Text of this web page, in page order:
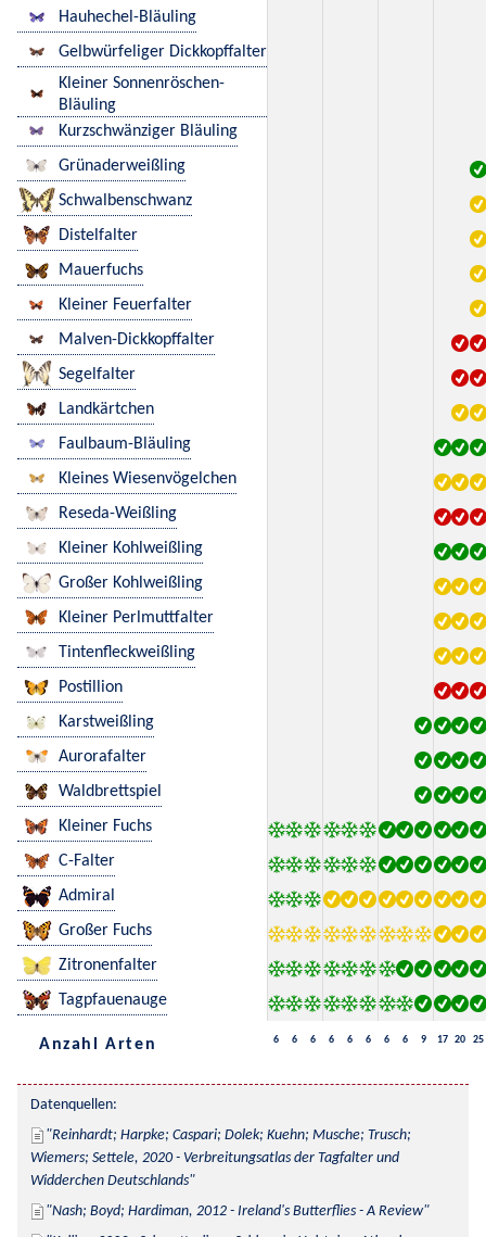
Hauhechel-Bläuling
Gelbwürfeliger Dickkopffalter
Kleiner Sonnenröschen-
Bläuling
Kurzschwänziger Bläuling
Grünaderweißling
Schwalbenschwanz
Distelfalter
Mauerfuchs
Kleiner Feuerfalter
Malven-Dickkopffalter
Segelfalter
Landkärtchen
Faulbaum-Bläuling
Kleines Wiesenvögelchen
Reseda-Weißling
Kleiner Kohlweißling
Großer Kohlweißling
Kleiner Perlmuttfalter
Tintenfleckweißling
Postillion
Karstweißling
Aurorafalter
Waldbrettspiel
Kleiner Fuchs
C-Falter
Admiral
Großer Fuchs
Zitronenfalter
Tagpfauenauge
Anzahl Arten 6 6 6 6 6 6 6 6 9 17 20 25
Datenquellen:
Reinhardt; Harpke; Caspari; Dolek; Kuehn; Musche; Trusch;
Wiemers; Settele, 2020 - Verbreitungsatlas der Tagfalter und
Widderchen Deutschlands
Nash; Boyd; Hardiman, 2012 - Ireland's Butterflies - A Review